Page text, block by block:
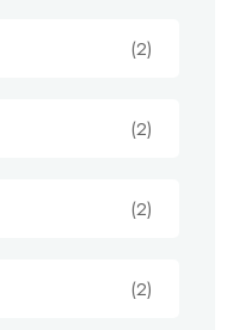
(2)
(2)
(2)
(2)